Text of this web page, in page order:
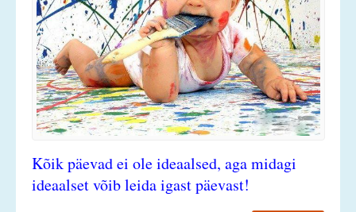
Kõik päevad ei ole ideaalsed, aga midagi
ideaalset võib leida igast päevast!